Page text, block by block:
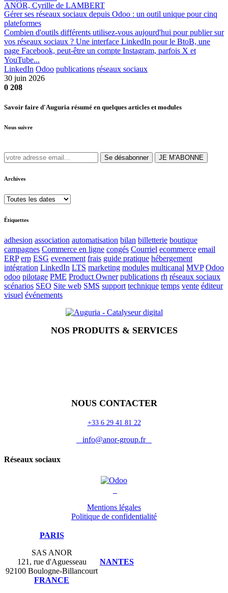
ANOR, Cyrille de LAMBERT
Gérer ses réseaux sociaux depuis Odoo : un outil unique pour cinq
plateformes
Combien d'outils différents utilisez-vous aujourd'hui pour publier sur
vos réseaux sociaux ? Une interface LinkedIn pour le BtoB, une
page Facebook, peut-être un compte Instagram, parfois X et
YouTube...
LinkedIn Odoo publications réseaux sociaux
30 juin 2026
0 208
Savoir faire d'Auguria résumé en quelques articles et modules
Nous suivre
Se désabonner JE M'ABONNE
Archives
Étiquettes
adhesion association automatisation bilan billetterie boutique
campagnes Commerce en ligne congés Courriel ecommerce email
ERP erp ESG evenement frais guide pratique hébergement
intégration LinkedIn LTS marketing modules multicanal MVP Odoo
odoo pilotage PME Product Owner publications rh réseaux sociaux
scénarios SEO Site web SMS support technique temps vente éditeur
visuel événements
NOS PRODUITS & SERVICES
NOUS CONTACTER
+33 6 29 41 81 22
info@anor-group.fr
Réseaux sociaux
Mentions légales
Politique de confidentialité
PARIS
SAS ANOR
121, rue d'Aguesseau
92100 Boulogne-Billancourt
FRANCE
NANTES